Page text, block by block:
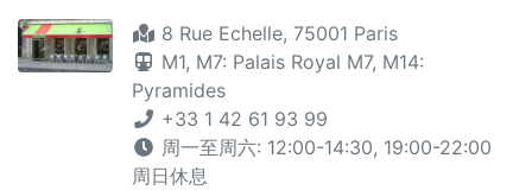
8 Rue Echelle, 75001 Paris
M1, M7: Palais Royal M7, M14:
Pyramides
+33 1 42 61 93 99
周一至周六: 12:00-14:30, 19:00-22:00
周日休息